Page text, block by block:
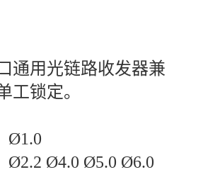
通用光链路收发器兼
工锁定。
Ø1.0
Ø2.2 Ø4.0 Ø5.0 Ø6.0